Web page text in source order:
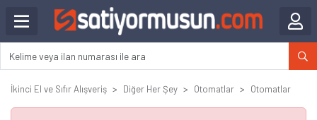
İkinci El ve Sıfır Alışveriş Diğer Her Şey Otomatlar Otomatlar